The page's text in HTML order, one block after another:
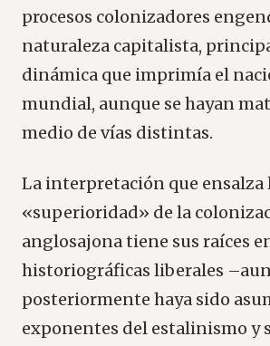
procesos colonizadores
naturaleza capitalista,
dinámica que imprimía el
mundial, aunque se hayan
medio de vías distintas.
La interpretación que ensalza
«superioridad» de la
anglosajona tiene sus raíces
historiográficas liberales
posteriormente haya sido
exponentes del estalinismo y